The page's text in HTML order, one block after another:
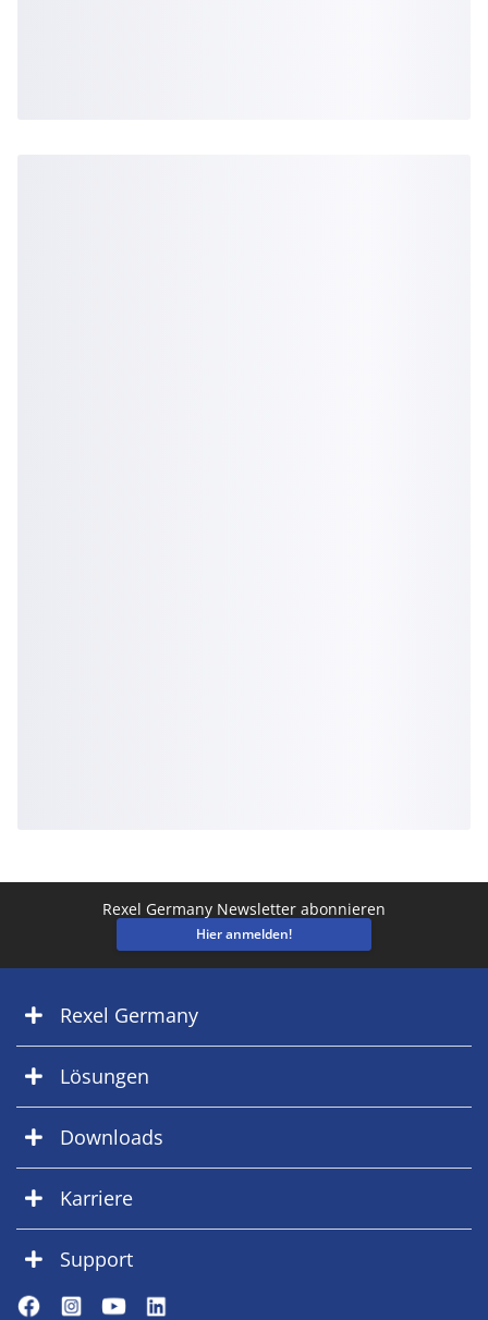
Rexel Germany Newsletter abonnieren
Hier anmelden!
Rexel Germany
Lösungen
Downloads
Karriere
Support